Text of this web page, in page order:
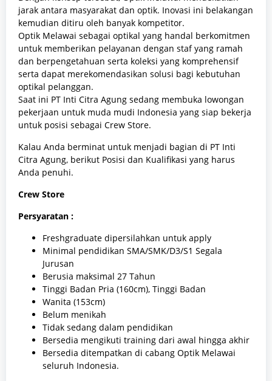
jarak antara masyarakat dan optik. Inovasi ini belakangan
kemudian ditiru oleh banyak kompetitor.
Optik Melawai sebagai optikal yang handal berkomitmen
untuk memberikan pelayanan dengan staf yang ramah
dan berpengetahuan serta koleksi yang komprehensif
serta dapat merekomendasikan solusi bagi kebutuhan
optikal pelanggan.
Saat ini PT Inti Citra Agung sedang membuka lowongan
pekerjaan untuk muda mudi Indonesia yang siap bekerja
untuk posisi sebagai Crew Store.
Kalau Anda berminat untuk menjadi bagian di PT Inti
Citra Agung, berikut Posisi dan Kualifikasi yang harus
Anda penuhi.
Crew Store
Persyaratan :
Freshgraduate dipersilahkan untuk apply
Minimal pendidikan SMA/SMK/D3/S1 Segala
Jurusan
Berusia maksimal 27 Tahun
Tinggi Badan Pria (160cm), Tinggi Badan
Wanita (153cm)
Belum menikah
Tidak sedang dalam pendidikan
Bersedia mengikuti training dari awal hingga akhir
Bersedia ditempatkan di cabang Optik Melawai
seluruh Indonesia.